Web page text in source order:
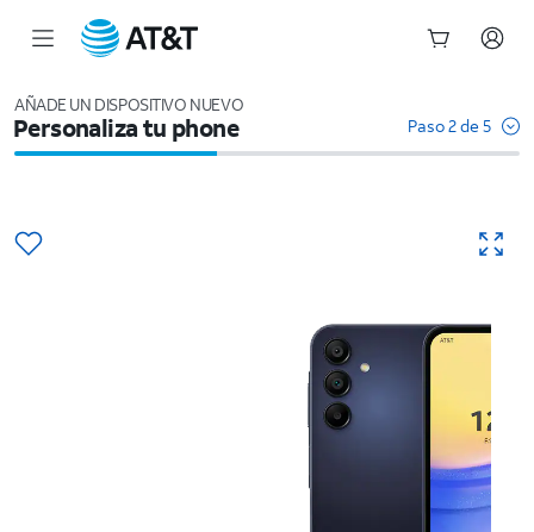
AÑADE UN DISPOSITIVO NUEVO
Personaliza tu phone Paso 2 de 5